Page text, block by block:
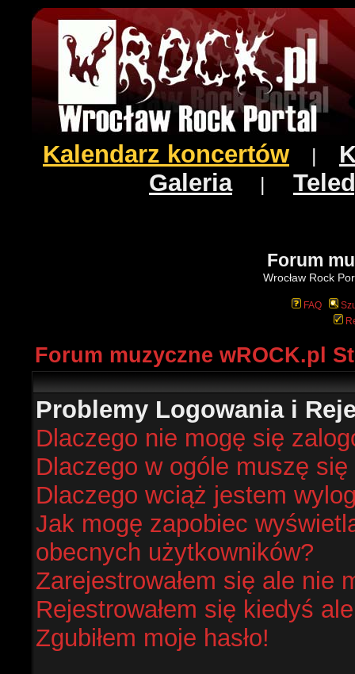
Kalendarz koncertów
Galeria|
Forum
Wrocław Rock
FAQ
Forum muzyczne wROCK.pl
Problemy Logowania i
Dlaczego nie mogę się
Dlaczego w ogóle muszę
Dlaczego wciąż jestem
Jak mogę zapobiec
obecnych użytkowników?
Zarejestrowałem się ale nie
Rejestrowałem się kiedyś
Zgubiłem moje hasło!